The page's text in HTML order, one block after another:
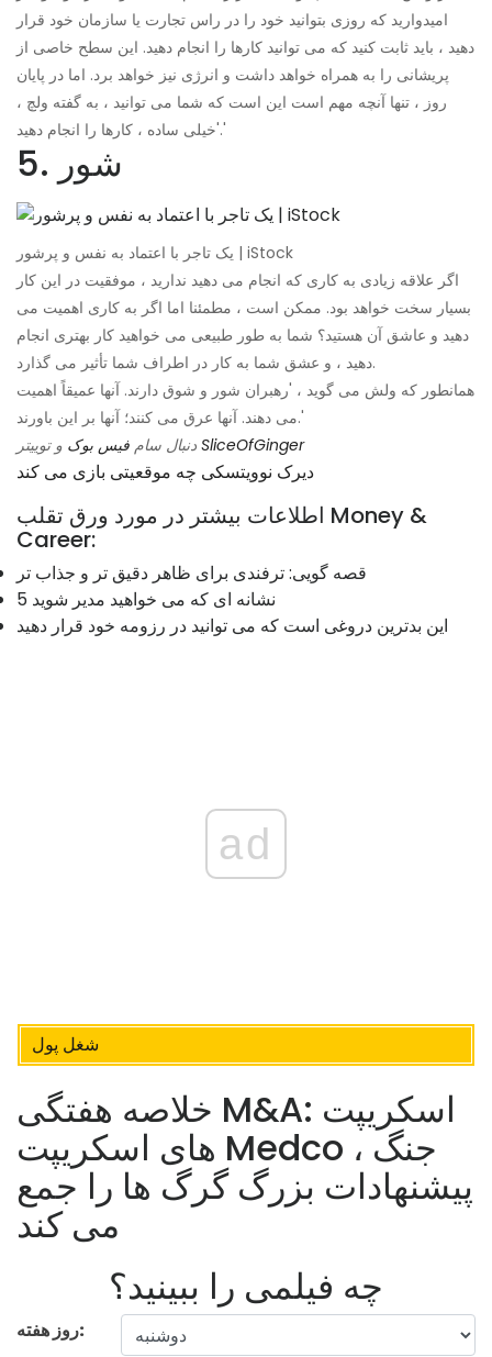
امیدوارید که روزی بتوانید خود را در راس تجارت یا سازمان خود قرار
دهید ، باید ثابت کنید که می توانید کارها را انجام دهید. این سطح خاصی از
پریشانی را به همراه خواهد داشت و انرژی نیز خواهد برد. اما در پایان
روز ، تنها آنچه مهم است این است که شما می توانید ، به گفته ولچ ،
'خیلی ساده ، کارها را انجام دهید.'
5. شور
یک تاجر با اعتماد به نفس و پرشور | iStock
اگر علاقه زیادی به کاری که انجام می دهید ندارید ، موفقیت در این کار
بسیار سخت خواهد بود. ممکن است ، مطمئنا اما اگر به کاری اهمیت می
دهید و عاشق آن هستید؟ شما به طور طبیعی می خواهید کار بهتری انجام
دهید ، و عشق شما به کار در اطراف شما تأثیر می گذارد.
همانطور که ولش می گوید ، 'رهبران شور و شوق دارند. آنها عمیقاً اهمیت
می دهند. آنها عرق می کنند؛ آنها بر این باورند.'
دنبال سام فیس بوک SliceOfGinger
دیرک نوویتسکی چه موقعیتی بازی می کند
اطلاعات بیشتر در مورد ورق تقلب Money &
Career:
قصه گویی: ترفندی برای ظاهر دقیق تر و جذاب تر
5 نشانه ای که می خواهید مدیر شوید
این بدترین دروغی است که می توانید در رزومه خود قرار دهید
ad
شغل پول
خلاصه هفتگی M&A: اسکریپت
های اسکریپت Medco ، جنگ
پیشنهادات بزرگ گرگ ها را جمع
می کند
چه فیلمی را ببینید؟
روز هفته: